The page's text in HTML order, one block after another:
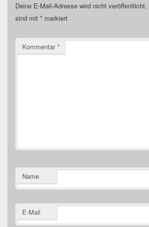
Deine E-Mail-Adresse wird nicht veröffentlicht.
sind mit * markiert
Kommentar*
Name
E-Mail